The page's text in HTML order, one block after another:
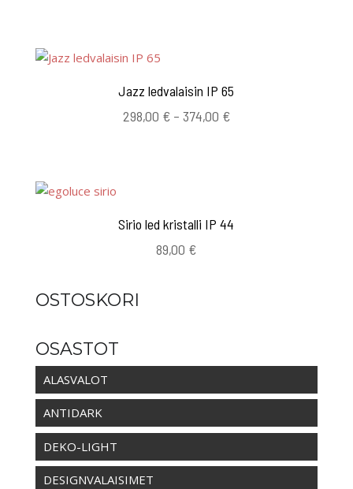
Jazz ledvalaisin IP 65
298,00 € – 374,00 €Hintaluokka:
Sirio led kristalli IP 44
89,00 €
OSTOSKORI
OSASTOT
ALASVALOT
ANTIDARK
DEKO-LIGHT
DESIGNVALAISIMET